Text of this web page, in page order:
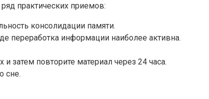
практических приемов:
консолидации памяти.
переработка информации наиболее активна.
затем повторите материал через 24 часа.
сне.